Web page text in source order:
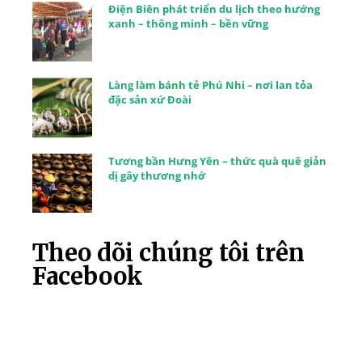
Điện Biên phát triển du lịch theo hướng
xanh – thông minh – bền vững
Làng làm bánh tẻ Phú Nhi – nơi lan tỏa
đặc sản xứ Đoài
Tương bần Hưng Yên – thức quà quê giản
dị gây thương nhớ
Theo dõi chúng tôi trên
Facebook